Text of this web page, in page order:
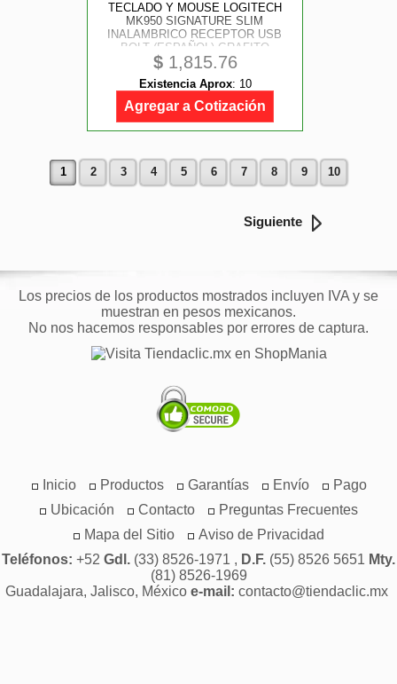
TECLADO Y MOUSE LOGITECH
MK950 SIGNATURE SLIM
INALAMBRICO RECEPTOR USB
BOLT (ESPAÑOL) GRAFITO
$1,815.76
Existencia Aprox: 10
Agregar a Cotización
1 2 3 4 5 6 7 8 9 10
Siguiente
Los precios de los productos mostrados incluyen IVA y se
muestran en pesos mexicanos.
No nos hacemos responsables por errores de captura.
Inicio Productos Garantías Envío
Pago
Ubicación
Contacto
Preguntas Frecuentes
Mapa del Sitio
Aviso de Privacidad
Teléfonos: +52 Gdl. (33) 8526-1971 , D.F. (55) 8526 5651 Mty.
(81) 8526-1969
Guadalajara, Jalisco, México e-mail: contacto@tiendaclic.mx